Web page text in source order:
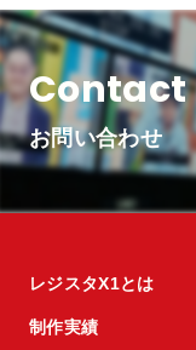
Contact
お問い合わせ
レジスタX1とは
制作実績